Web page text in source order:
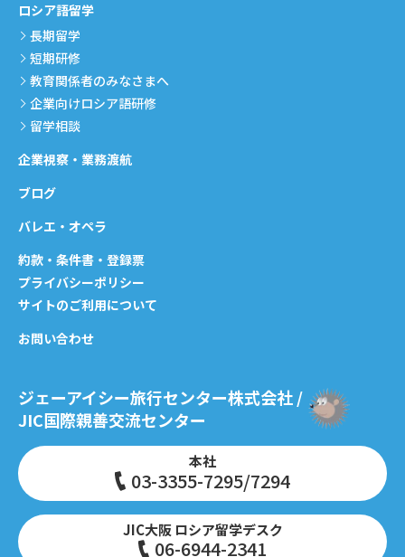
ロシア語留学
長期留学
短期研修
教育関係者のみなさまへ
企業向けロシア語研修
留学相談
企業視察・業務渡航
ブログ
バレエ・オペラ
約款・条件書・登録票
プライバシーポリシー
サイトのご利用について
お問い合わせ
ジェーアイシー旅行センター株式会社 /
JIC国際親善交流センター
本社
03-3355-7295/7294
JIC大阪 ロシア留学デスク
06-6944-2341